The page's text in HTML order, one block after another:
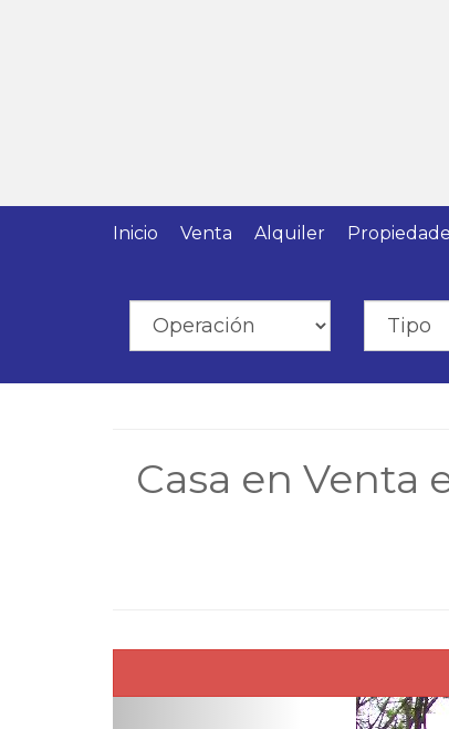
Inicio Venta Alquiler
Casa en Venta